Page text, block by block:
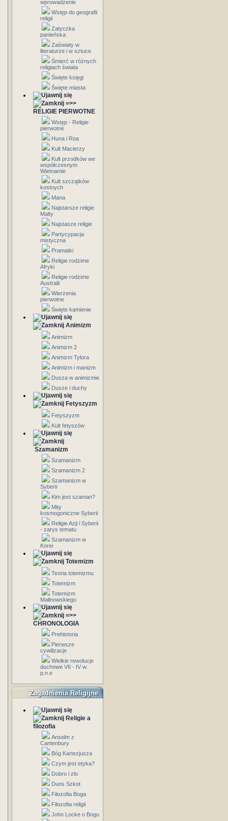
wprowadzenie
Wstęp do geografii
religii
Zatyczka
panieńska
Zaświaty w
literaturze i w sztuce
Śmierć w różnych
religiach świata
Święte księgi
Święte miasta
=>>
RELIGIE PIERWOTNE
Wstęp - Religie
pierwotne
Huna i Roa
Kult Macierzy
Kult przodków we
współczesnym
Wietnamie
Kult szczątków
kostnych
Mana
Najstarsze religie
Malty
Najstasze religie
Partycypacja
mistyczna
Pramatki
Religie rodzime
Afryki
Religie rodzime
Australii
Wierzenia
pierwotne
Święte kamienie
Animizm
Animizm
Animizm 2
Animizm Tylora
Animizm i manizm
Dusza w animizmie
Dusze i duchy
Fetyszyzm
Fetyszyzm
Kult fetyszów
Szamanizm
Szamanizm
Szamanizm 2
Szamanizm w
Syberii
Kim jest szaman?
Mity
kosmogoniczne Syberii
Religie Azji i Syberii
- zarys tematu
Szamanizm w
Korei
Totemizm
Teoria totemizmu
Totemizm
Totemizm
Malinowskiego
=>>
CHRONOLOGIA
Prehistoria
Pierwsze
cywilizacje
Wielkie rewolucje
duchowe VII - IV w.
p.n.e
Zagadnienia Religijne
Religie a
filozofia
Anselm z
Cantenbury
Bóg Kartezjusza
Czym jest etyka?
Dobro i zlo
Duns Szkot
Filozofia Boga
Filozofia religii
John Locke o Bogu